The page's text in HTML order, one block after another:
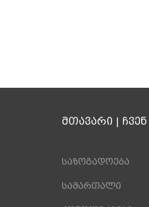
მთავარი |
საზოგადოება
სამართალი